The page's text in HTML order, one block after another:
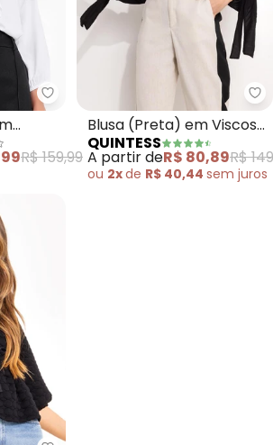
Quintess - Blusa (Branca) em
R$ 159,99
Blusa (Preta) em Viscose
Plana
QUINTESS
A partir deR$ 80,89R$
ou 2xde R$ 40,44 sem juros